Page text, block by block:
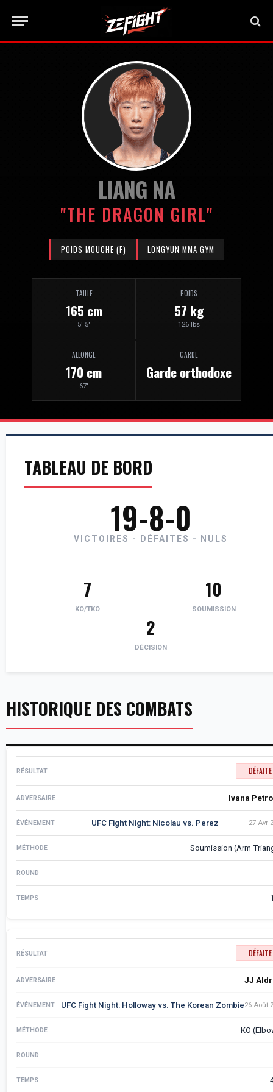
LIANG NA
"THE DRAGON GIRL"
POIDS MOUCHE (F) LONGYUN MMA GYM
TAILLE
165 cm
5' 5'
POIDS
57 kg
126 lbs
ALLONGE
170 cm
67'
GARDE
Garde orthodoxe
TABLEAU DE BORD
19-8-0
VICTOIRES - DÉFAITES - NULS
7
KO/TKO
10
SOUMISSION
2
DÉCISION
HISTORIQUE DES COMBATS
DÉFAITE
Ivana
UFC Fight Night: Nicolau vs. Perez 27 Avr
Soumission (Arm
DÉFAITE
JJ
UFC Fight Night: Holloway vs. The Korean Zombie26 Août
KO